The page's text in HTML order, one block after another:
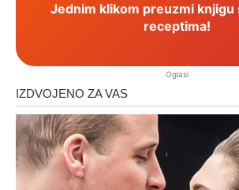
Jednim klikom preuzmi knjigu
receptima!
Oglasi